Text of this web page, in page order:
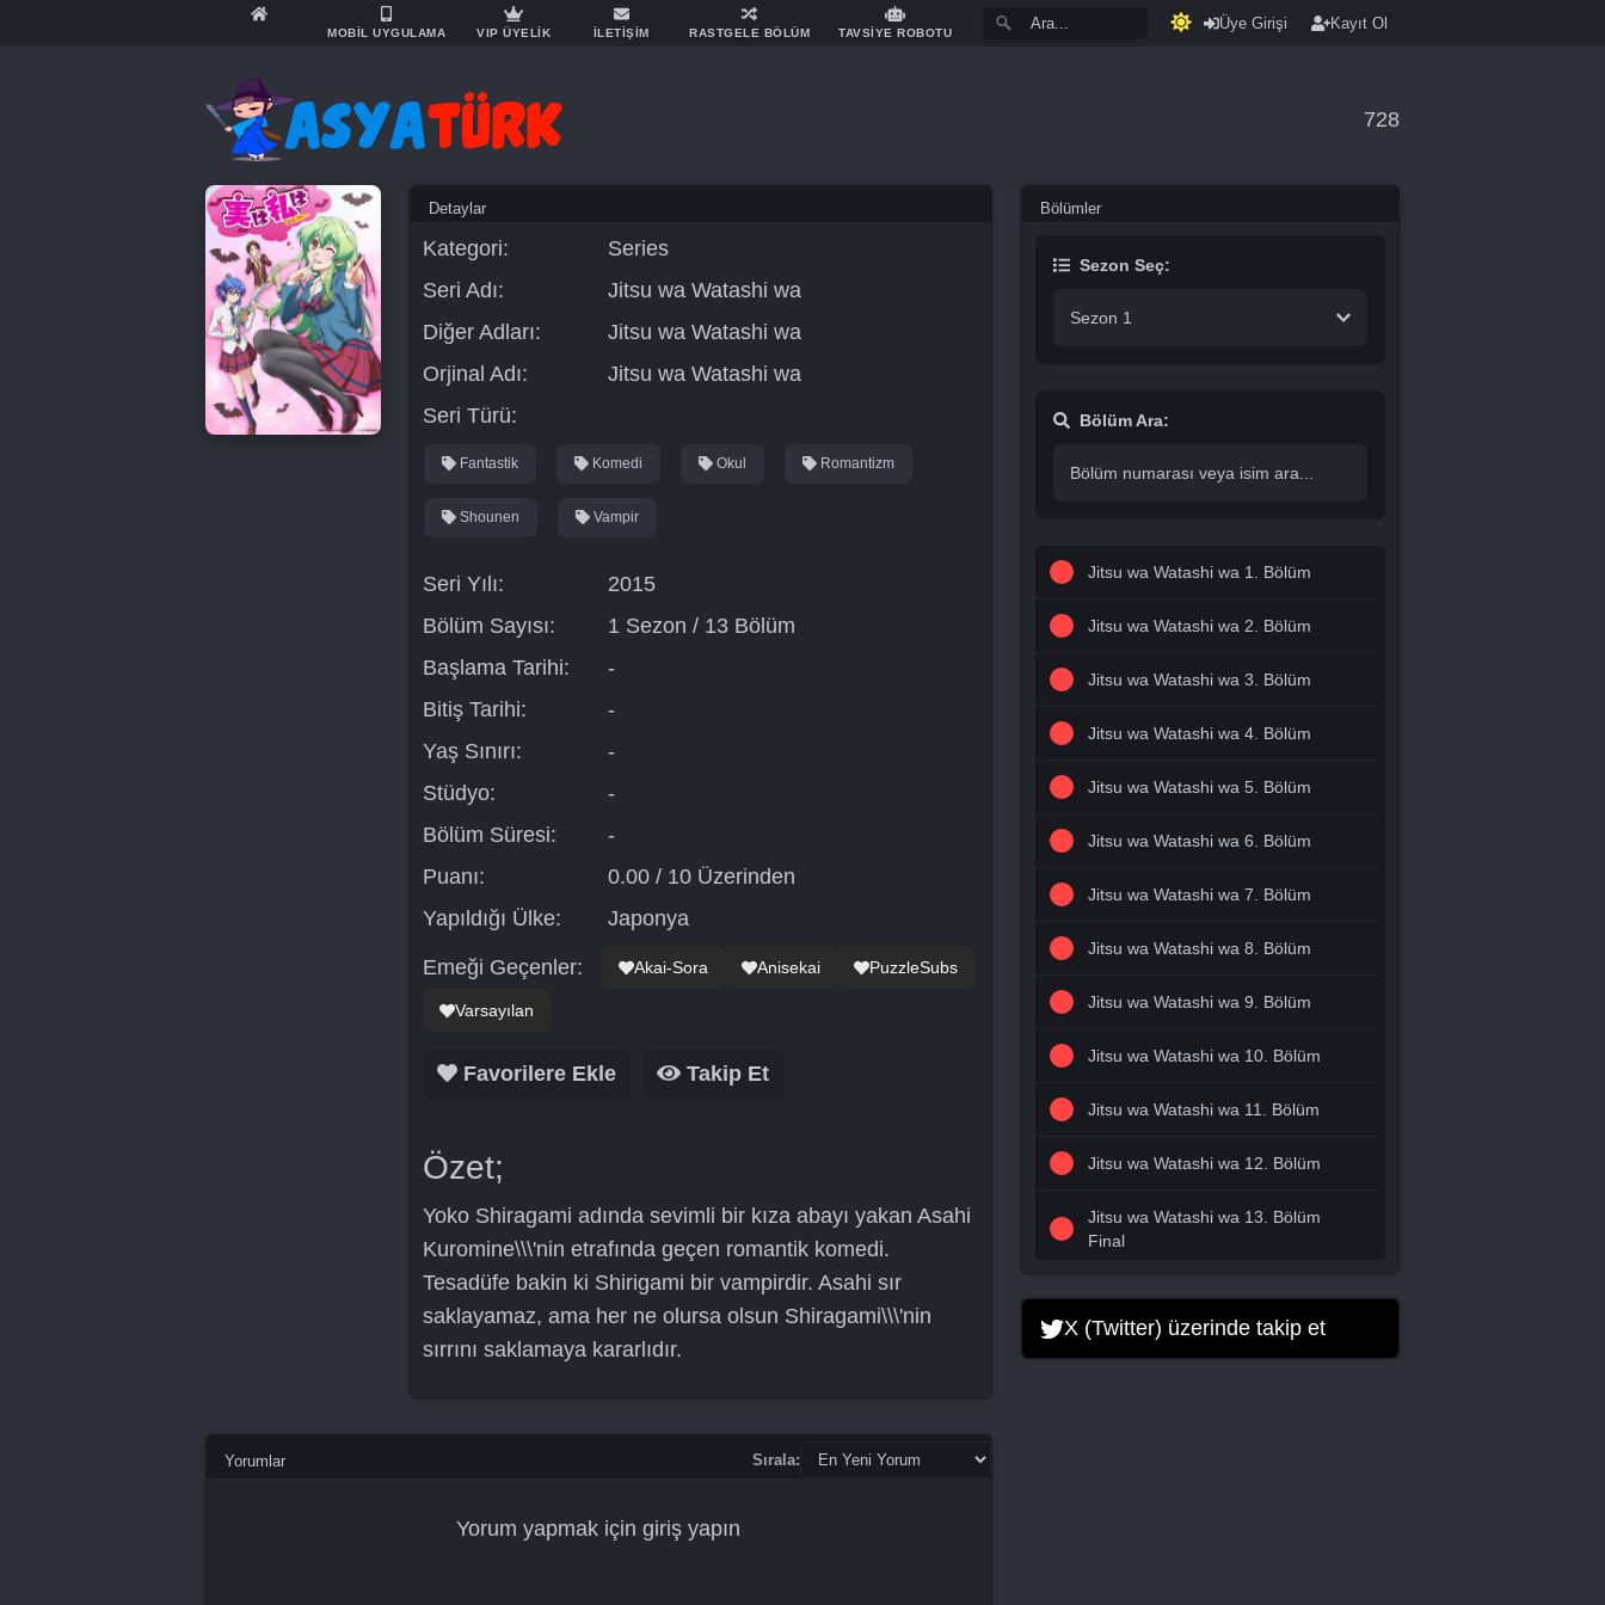
MOBİL UYGULAMA VIP ÜYELİK İLETİŞİM RASTGELE BÖLÜM TAVSİYE ROBOTU
Üye Girişi Kayıt Ol
728
Detaylar
Kategori:
Series
Seri Adı:
Jitsu wa Watashi wa
Diğer Adları:
Jitsu wa Watashi wa
Orjinal Adı:
Jitsu wa Watashi wa
Seri Türü:
Fantastik Komedi Okul Romantizm
Shounen Vampir
Seri Yılı:
2015
Bölüm Sayısı:
1 Sezon / 13 Bölüm
Başlama Tarihi:
-
Bitiş Tarihi:
-
Yaş Sınırı:
-
Stüdyo:
-
Bölüm Süresi:
-
Puanı:
0.00 / 10 Üzerinden
Yapıldığı Ülke:
Japonya
Emeği Geçenler: Akai-Sora Anisekai PuzzleSubs
Varsayılan
Favorilere Ekle Takip Et
Özet;
Yoko Shiragami adında sevimli bir kıza abayı yakan Asahi
Kuromine\\\'nin etrafında geçen romantik komedi.
Tesadüfe bakin ki Shirigami bir vampirdir. Asahi sır
saklayamaz, ama her ne olursa olsun Shiragami\\\'nin
sırrını saklamaya kararlıdır.
Bölümler
Sezon Seç:
Sezon 1
Bölüm Ara:
Jitsu wa Watashi wa 1. Bölüm
Jitsu wa Watashi wa 2. Bölüm
Jitsu wa Watashi wa 3. Bölüm
Jitsu wa Watashi wa 4. Bölüm
Jitsu wa Watashi wa 5. Bölüm
Jitsu wa Watashi wa 6. Bölüm
Jitsu wa Watashi wa 7. Bölüm
Jitsu wa Watashi wa 8. Bölüm
Jitsu wa Watashi wa 9. Bölüm
Jitsu wa Watashi wa 10. Bölüm
Jitsu wa Watashi wa 11. Bölüm
Jitsu wa Watashi wa 12. Bölüm
Jitsu wa Watashi wa 13. Bölüm
Final
X (Twitter) üzerinde takip et
Yorumlar Sırala:
Yorum yapmak içingiriş yapın